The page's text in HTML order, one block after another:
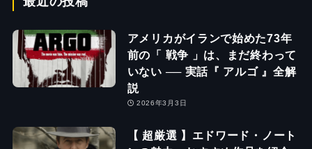
アメリカがイランで始めた73年
前の「 戦争 」は、まだ終わって
いない ── 実話『 アルゴ 』全解
説
2026年3月3日
【 超厳選 】エドワード・ノート